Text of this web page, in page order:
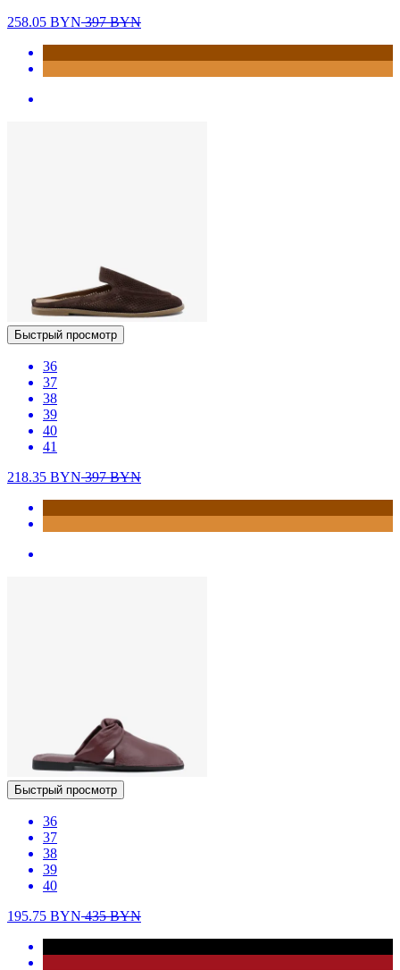
258.05 BYN397BYN
Быстрый просмотр
36
37
38
39
40
41
218.35 BYN397BYN
Быстрый просмотр
36
37
38
39
40
195.75 BYN435BYN